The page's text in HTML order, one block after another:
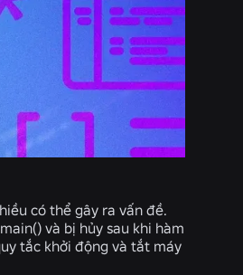
có thể gây ra vấn đề.
và bị hủy sau khi hàm
tắc khởi động và tắt máy